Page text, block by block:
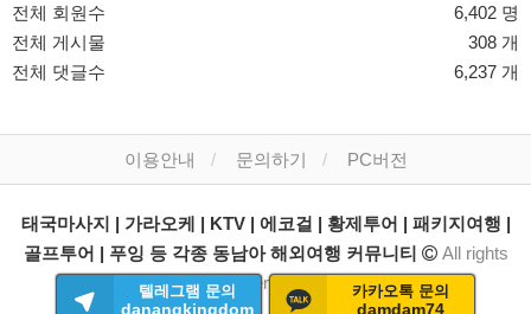
전체 회원수
6,402 명
전체 게시물
308 개
전체 댓글수
6,237 개
텔레그램 문의
danangkingdom
카카오톡 문의
damdam74
이용안내 문의하기 PC버전
태국마사지 | 가라오케 | KTV | 에코걸 | 황제투어 | 패키지여행 |
골프투어 | 푸잉 등 각종 동남아 해외여행 커뮤니티
All rights
reserved.